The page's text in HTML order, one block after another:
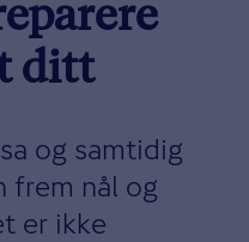
ditt
og samtidig
frem nål og
er ikke